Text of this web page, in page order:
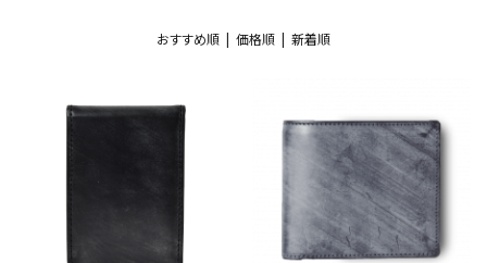
おすすめ順 | 価格順 | 新着順